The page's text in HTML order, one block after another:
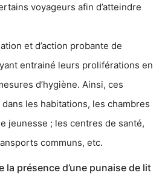
voyageurs afin d’atteindre
et d’action probante de
entrainé leurs proliférations en
d’hygiène. Ainsi, ces
les habitations, les chambres
jeunesse ; les centres de santé,
communs, etc.
la présence d’une punaise de lit